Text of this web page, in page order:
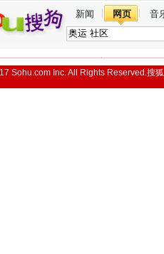
新闻 网页 音
Sohu.com Inc. All Rights Reserved.搜